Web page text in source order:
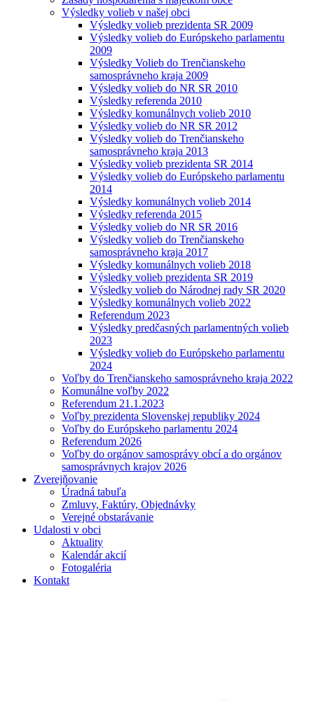
Výsledky volieb v našej obci
Výsledky volieb prezidenta SR 2009
Výsledky volieb do Európskeho parlamentu
2009
Výsledky Volieb do Trenčianskeho
samosprávneho kraja 2009
Výsledky volieb do NR SR 2010
Výsledky referenda 2010
Výsledky komunálnych volieb 2010
Výsledky volieb do NR SR 2012
Výsledky volieb do Trenčianskeho
samosprávneho kraja 2013
Výsledky volieb prezidenta SR 2014
Výsledky volieb do Európskeho parlamentu
2014
Výsledky komunálnych volieb 2014
Výsledky referenda 2015
Výsledky volieb do NR SR 2016
Výsledky volieb do Trenčianskeho
samosprávneho kraja 2017
Výsledky komunálnych volieb 2018
Výsledky volieb prezidenta SR 2019
Výsledky volieb do Národnej rady SR 2020
Výsledky komunálnych volieb 2022
Referendum 2023
Výsledky predčasných parlamentných volieb
2023
Výsledky volieb do Európskeho parlamentu
2024
Voľby do Trenčianskeho samosprávneho kraja 2022
Komunálne voľby 2022
Referendum 21.1.2023
Voľby prezidenta Slovenskej republiky 2024
Voľby do Európskeho parlamentu 2024
Referendum 2026
Voľby do orgánov samosprávy obcí a do orgánov
samosprávnych krajov 2026
Zverejňovanie
Úradná tabuľa
Zmluvy, Faktúry, Objednávky
Verejné obstarávanie
Udalosti v obci
Aktuality
Kalendár akcií
Fotogaléria
Kontakt